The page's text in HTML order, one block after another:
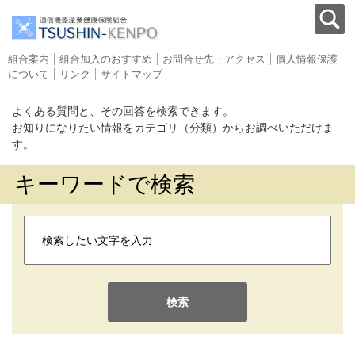
組合案内 組合加入のおすすめ お問合せ先・アクセス
個人情報保護
について
リンク サイトマップ
よくある質問と、その回答を検索できます。
お知りになりたい情報をカテゴリ（分類）からお調べいただけま
す。
キーワードで検索
検索